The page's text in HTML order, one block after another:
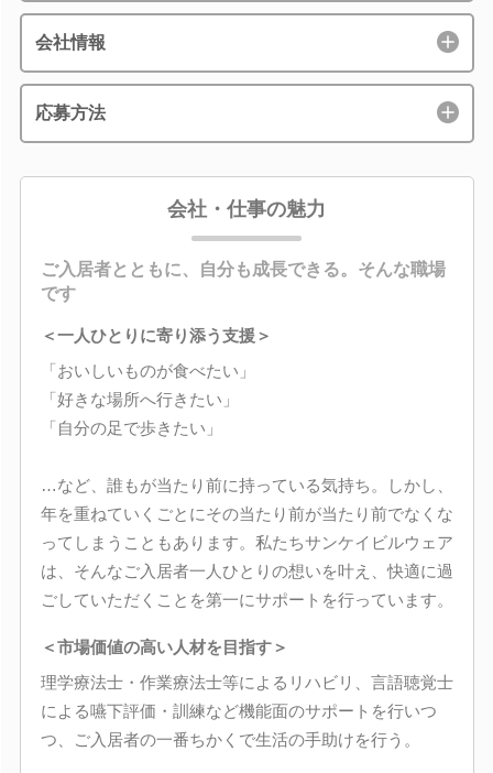
会社情報
応募方法
会社・仕事の魅力
ご入居者とともに、自分も成長できる。そんな職場
です
＜一人ひとりに寄り添う支援＞
「おいしいものが食べたい」
「好きな場所へ行きたい」
「自分の足で歩きたい」
…など、誰もが当たり前に持っている気持ち。しかし、
年を重ねていくごとにその当たり前が当たり前でなくな
ってしまうこともあります。私たちサンケイビルウェア
は、そんなご入居者一人ひとりの想いを叶え、快適に過
ごしていただくことを第一にサポートを行っています。
＜市場価値の高い人材を目指す＞
理学療法士・作業療法士等によるリハビリ、言語聴覚士
による嚥下評価・訓練など機能面のサポートを行いつ
つ、ご入居者の一番ちかくで生活の手助けを行う。